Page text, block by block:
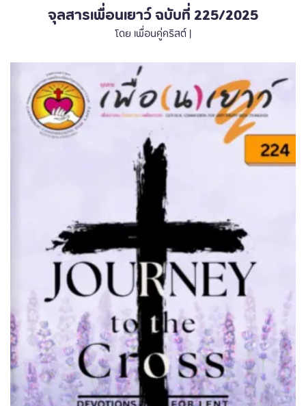
จุลสารเพื่อนเยาว์ ฉบับที่ 225/2025
โดย เพื่อนคู่คริสต์ |